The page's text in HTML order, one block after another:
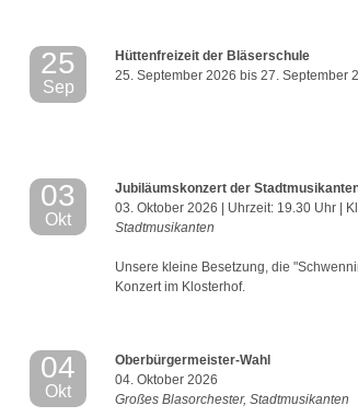
Schwenningen!
Jubiläumsjahr
25
Sep
Hüttenfreizeit der Bläserschule
25. September 2026 bis 27. September
03
Okt
Jubiläumskonzert der
03. Oktober 2026 | Uhrzeit: 19.30 Uhr |
Stadtmusikanten
Unsere kleine Besetzung, die
Konzert im Klosterhof.
04
Okt
Oberbürgermeister-Wahl
04. Oktober 2026
Großes Blasorchester, Stadtmusikanten